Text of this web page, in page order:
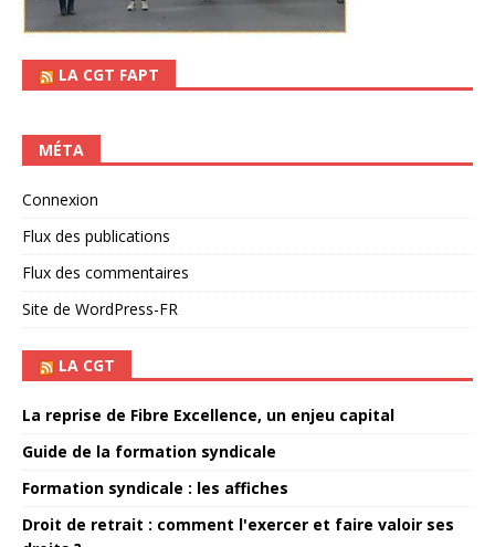
LA CGT FAPT
MÉTA
Connexion
Flux des publications
Flux des commentaires
Site de WordPress-FR
LA CGT
La reprise de Fibre Excellence, un enjeu capital
Guide de la formation syndicale
Formation syndicale : les affiches
Droit de retrait : comment l'exercer et faire valoir ses